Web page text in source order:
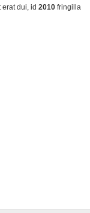
erat dui, id 2010 fringilla